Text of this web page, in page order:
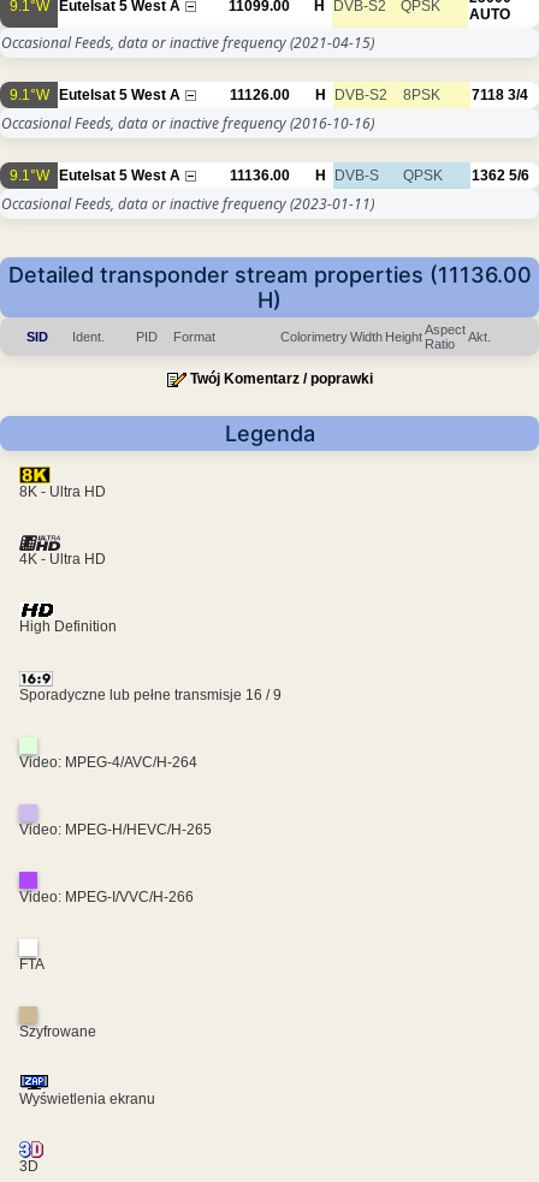
9.1°W Eutelsat 5 West A 11099.00 H DVB-S2 QPSK
AUTO
Occasional Feeds, data or inactive frequency(2021-04-15)
9.1°W Eutelsat 5 West A 11126.00 H DVB-S2 8PSK 7118 3/4
Occasional Feeds, data or inactive frequency(2016-10-16)
9.1°W Eutelsat 5 West A 11136.00 H DVB-S QPSK 1362 5/6
Occasional Feeds, data or inactive frequency(2023-01-11)
Detailed transponder stream properties (11136.00
H)
SID Ident. PID Format ColorimetryWidth HeightAspect
Ratio
Akt.
Twój Komentarz / poprawki
Legenda
8K - Ultra HD
4K - Ultra HD
High Definition
Sporadyczne lub pełne transmisje 16 / 9
Video: MPEG-4/AVC/H-264
Video: MPEG-H/HEVC/H-265
Video: MPEG-I/VVC/H-266
FTA
Szyfrowane
Wyświetlenia ekranu
3D